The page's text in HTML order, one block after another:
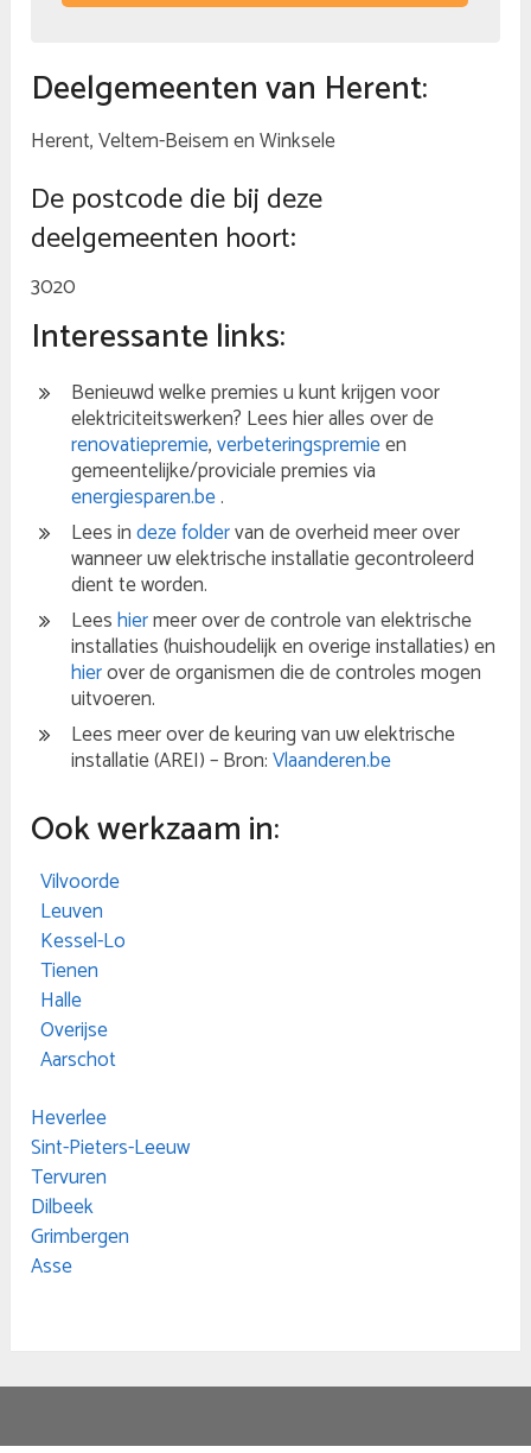
Deelgemeenten van Herent:
Herent, Veltem-Beisem en Winksele
De postcode die bij deze
deelgemeenten hoort:
3020
Interessante links:
Benieuwd welke premies u kunt krijgen voor
elektriciteitswerken? Lees hier alles over de
renovatiepremie,verbeteringspremieen
gemeentelijke/proviciale premies via
energiesparen.be.
Lees indeze foldervan de overheid meer over
wanneer uw elektrische installatie gecontroleerd
dient te worden.
Leeshiermeer over de controle van elektrische
installaties (huishoudelijk en overige installaties) en
hierover de organismen die de controles mogen
uitvoeren.
Lees meer over de keuring van uw elektrische
installatie (AREI) – Bron:Vlaanderen.be
Ook werkzaam in:
Vilvoorde
Leuven
Kessel-Lo
Tienen
Halle
Overijse
Aarschot
Heverlee
Sint-Pieters-Leeuw
Tervuren
Dilbeek
Grimbergen
Asse